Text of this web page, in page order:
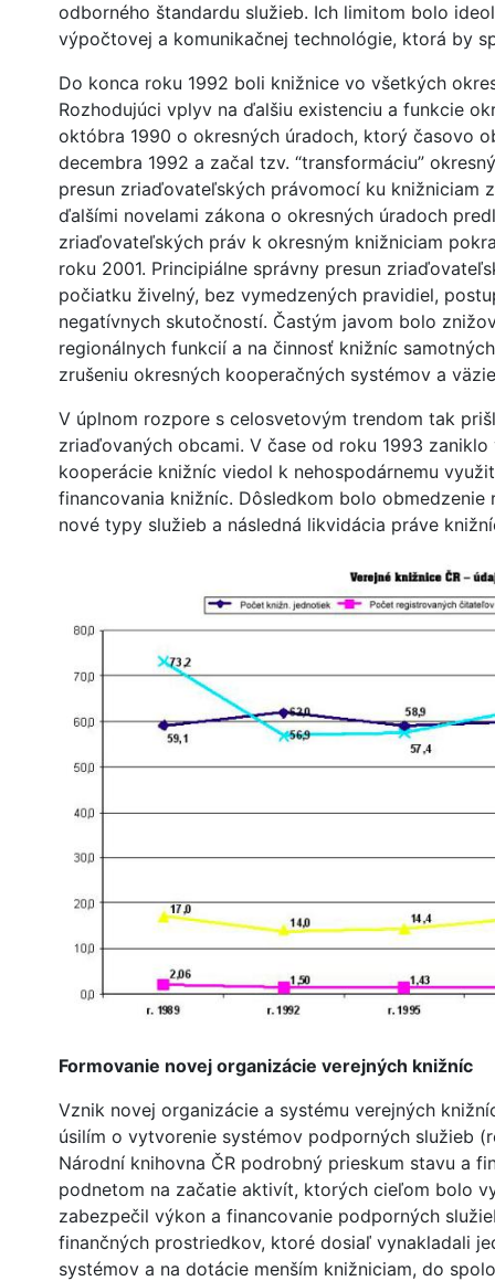
odborného štandardu služieb. Ich limitom bolo
výpočtovej a komunikačnej technológie, ktorá by
Do konca roku 1992 boli knižnice vo všetkých
Rozhodujúci vplyv na ďalšiu existenciu a funkcie
októbra 1990 o okresných úradoch, ktorý časovo
decembra 1992 a začal tzv. “transformáciu”
presun zriaďovateľských právomocí ku knižniciam
ďalšími novelami zákona o okresných úradoch
zriaďovateľských práv k okresným knižniciam
roku 2001. Principiálne správny presun
počiatku živelný, bez vymedzených pravidiel,
negatívnych skutočností. Častým javom bolo
regionálnych funkcií a na činnosť knižníc
zrušeniu okresných kooperačných systémov a
V úplnom rozpore s celosvetovým trendom tak
zriaďovaných obcami. V čase od roku 1993
kooperácie knižníc viedol k nehospodárnemu
financovania knižníc. Dôsledkom bolo
nové typy služieb a následná likvidácia práve
Formovanie novej organizácie verejných knižníc
Vznik novej organizácie a systému verejných
úsilím o vytvorenie systémov podporných služieb
Národní knihovna ČR podrobný prieskum stavu a
podnetom na začatie aktivít, ktorých cieľom bolo
zabezpečil výkon a financovanie podporných
finančných prostriedkov, ktoré dosiaľ vynakladali
systémov a na dotácie menším knižniciam, do